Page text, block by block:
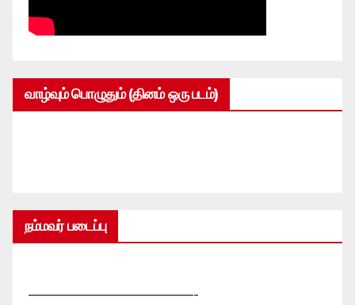
வாழ்வும் பொழுதும் (தினம் ஒரு படம்)
நம்மவர் படைப்பு
—————————————-